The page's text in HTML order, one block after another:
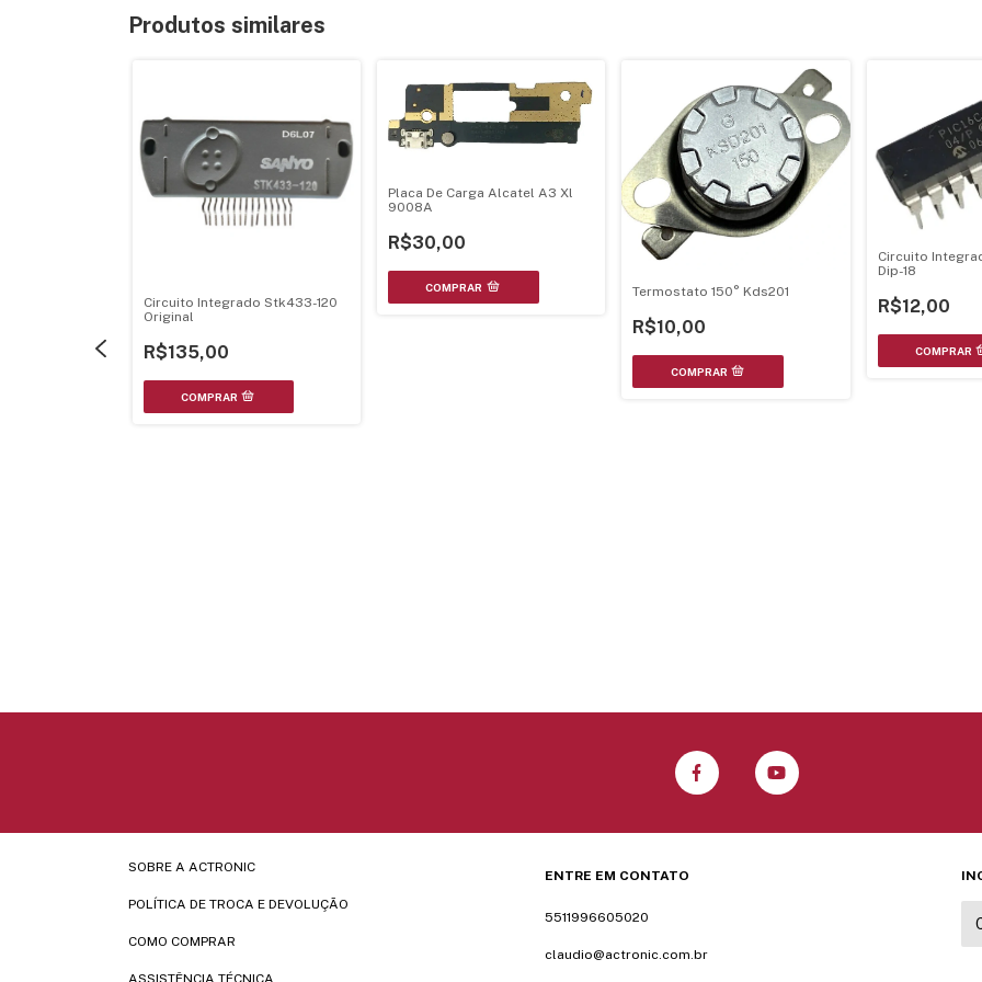
Produtos similares
Circuito Integrado Stk433-120
Original
R$135,00
Placa De Carga Alcatel A3 Xl
9008A
R$30,00
Termostato 150° Kds201
R$10,00
Circuito
Dip-18
R$12,00
SOBRE A ACTRONIC
POLÍTICA DE TROCA E DEVOLUÇÃO
COMO COMPRAR
ASSISTÊNCIA TÉCNICA
ENTRE EM CONTATO
5511996605020
claudio@actronic.com.br